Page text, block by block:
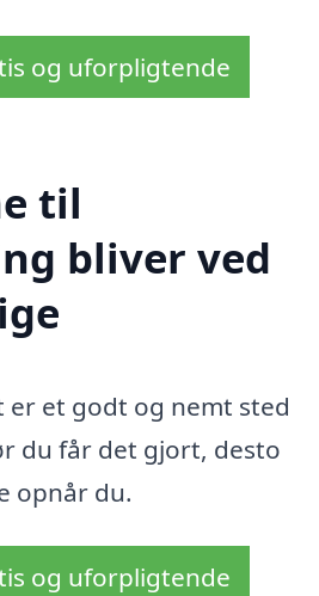
og uforpligtende
til
bliver ved
et godt og nemt sted
du får det gjort, desto
opnår du.
og uforpligtende